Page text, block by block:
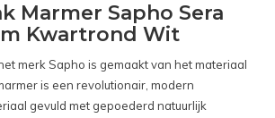
Marmer Sapho Sera
Kwartrond Wit
merk Sapho is gemaakt van het materiaal
is een revolutionair, modern
gevuld met gepoederd natuurlijk